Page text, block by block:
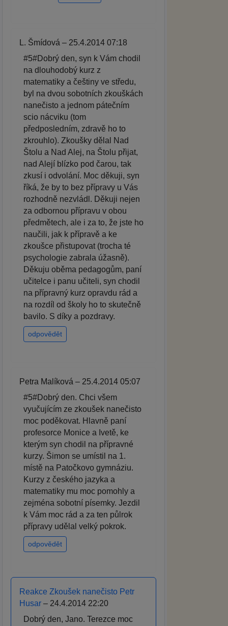
L. Šmídová – 25.4.2014 07:18
#5#Dobrý den, syn k Vám chodil
na dlouhodobý kurz z
matematiky a češtiny ve středu,
byl na dvou sobotních zkouškách
nanečisto a jednom pátečním
scio nácviku (tom
předposledním, zdravě ho to
zkrouhlo). Zkoušky dělal Nad
Štolu a Nad Alej, na Štolu přijat,
nad Alejí blízko pod čarou, tak
zkusí i odvolání. Moc děkuji, syn
říká, že by to bez přípravy u Vás
rozhodně nezvládl. Děkuji nejen
za odbornou přípravu v obou
předmětech, ale i za to, že jste ho
naučili, jak k přípravě a ke
zkoušce přistupovat (trocha té
psychologie zabrala úžasně).
Děkuju oběma pedagogům, paní
učitelce i panu učiteli, syn chodil
na přípravný kurz opravdu rád a
na rozdíl od školy ho to skutečně
bavilo. S díky a pozdravy.
odpovědět
Petra Malíková – 25.4.2014 05:07
#5#Dobrý den. Chci všem
vyučujícím ze zkoušek nanečisto
moc poděkovat. Hlavně paní
profesorce Monice a Ivetě, ke
kterým syn chodil na přípravné
kurzy. Šimon se umístil na 1.
místě na Patočkovo gymnáziu.
Kurzy z českého jazyka a
matematiky mu moc pomohly a
zejména sobotní písemky. Jezdil
k Vám moc rád a za ten půlrok
přípravy udělal velký pokrok.
odpovědět
Reakce Zkoušek nanečisto Petr
Husar – 24.4.2014 22:20
Dobrý den, Jano. Terezce moc